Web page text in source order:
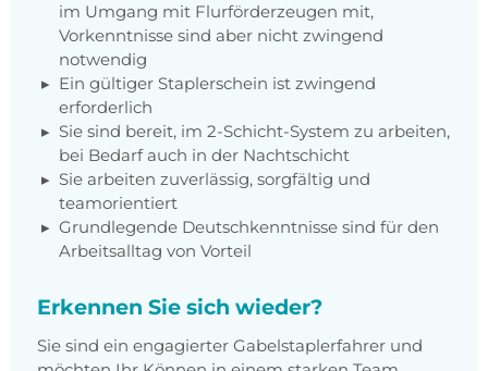
im Umgang mit Flurförderzeugen mit,
Vorkenntnisse sind aber nicht zwingend
notwendig
Ein gültiger Staplerschein ist zwingend
erforderlich
Sie sind bereit, im 2-Schicht-System zu arbeiten,
bei Bedarf auch in der Nachtschicht
Sie arbeiten zuverlässig, sorgfältig und
teamorientiert
Grundlegende Deutschkenntnisse sind für den
Arbeitsalltag von Vorteil
Erkennen Sie sich wieder?
Sie sind ein engagierter Gabelstaplerfahrer und